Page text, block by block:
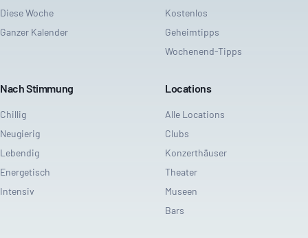
Diese Woche
Ganzer Kalender
Kostenlos
Geheimtipps
Wochenend-Tipps
Nach Stimmung
Chillig
Neugierig
Lebendig
Energetisch
Intensiv
Locations
Alle Locations
Clubs
Konzerthäuser
Theater
Museen
Bars